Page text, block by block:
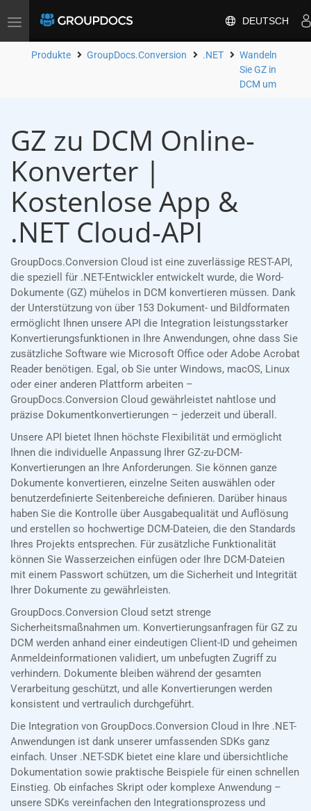
Toggle
DEUTSCH
Produkte GroupDocs.Conversion .NET
Wandeln
Sie GZ in
DCM um
GZ zu DCM Online-
Konverter |
Kostenlose App &
.NET Cloud-API
GroupDocs.Conversion Cloud ist eine zuverlässige REST-API,
die speziell für .NET-Entwickler entwickelt wurde, die Word-
Dokumente (GZ) mühelos in DCM konvertieren müssen. Dank
der Unterstützung von über 153 Dokument- und Bildformaten
ermöglicht Ihnen unsere API die Integration leistungsstarker
Konvertierungsfunktionen in Ihre Anwendungen, ohne dass Sie
zusätzliche Software wie Microsoft Office oder Adobe Acrobat
Reader benötigen. Egal, ob Sie unter Windows, macOS, Linux
oder einer anderen Plattform arbeiten –
GroupDocs.Conversion Cloud gewährleistet nahtlose und
präzise Dokumentkonvertierungen – jederzeit und überall.
Unsere API bietet Ihnen höchste Flexibilität und ermöglicht
Ihnen die individuelle Anpassung Ihrer GZ-zu-DCM-
Konvertierungen an Ihre Anforderungen. Sie können ganze
Dokumente konvertieren, einzelne Seiten auswählen oder
benutzerdefinierte Seitenbereiche definieren. Darüber hinaus
haben Sie die Kontrolle über Ausgabequalität und Auflösung
und erstellen so hochwertige DCM-Dateien, die den Standards
Ihres Projekts entsprechen. Für zusätzliche Funktionalität
können Sie Wasserzeichen einfügen oder Ihre DCM-Dateien
mit einem Passwort schützen, um die Sicherheit und Integrität
Ihrer Dokumente zu gewährleisten.
GroupDocs.Conversion Cloud setzt strenge
Sicherheitsmaßnahmen um. Konvertierungsanfragen für GZ zu
DCM werden anhand einer eindeutigen Client-ID und geheimen
Anmeldeinformationen validiert, um unbefugten Zugriff zu
verhindern. Dokumente bleiben während der gesamten
Verarbeitung geschützt, und alle Konvertierungen werden
konsistent und vertraulich durchgeführt.
Die Integration von GroupDocs.Conversion Cloud in Ihre .NET-
Anwendungen ist dank unserer umfassenden SDKs ganz
einfach. Unser .NET-SDK bietet eine klare und übersichtliche
Dokumentation sowie praktische Beispiele für einen schnellen
Einstieg. Ob einfaches Skript oder komplexe Anwendung –
unsere SDKs vereinfachen den Integrationsprozess und